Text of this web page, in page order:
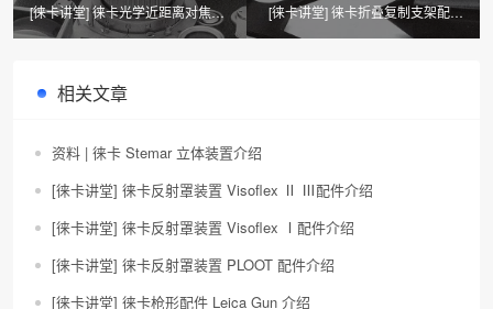
[徕卡讲堂] 徕卡光学近距离对焦装
置介绍
[徕卡讲堂] 徕卡折叠复制支架配件
相关文章
资料 | 徕卡 Stemar 立体装置介绍
[徕卡讲堂] 徕卡反射罩装置 Visoflex Ⅱ Ⅲ配件介绍
[徕卡讲堂] 徕卡反射罩装置 Visoflex Ⅰ配件介绍
[徕卡讲堂] 徕卡反射罩装置 PLOOT 配件介绍
[徕卡讲堂] 徕卡枪形配件 Leica Gun 介绍